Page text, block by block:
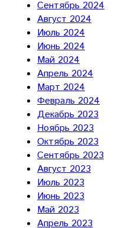
Сентябрь 2024
Август 2024
Июль 2024
Июнь 2024
Май 2024
Апрель 2024
Март 2024
Февраль 2024
Декабрь 2023
Ноябрь 2023
Октябрь 2023
Сентябрь 2023
Август 2023
Июль 2023
Июнь 2023
Май 2023
Апрель 2023